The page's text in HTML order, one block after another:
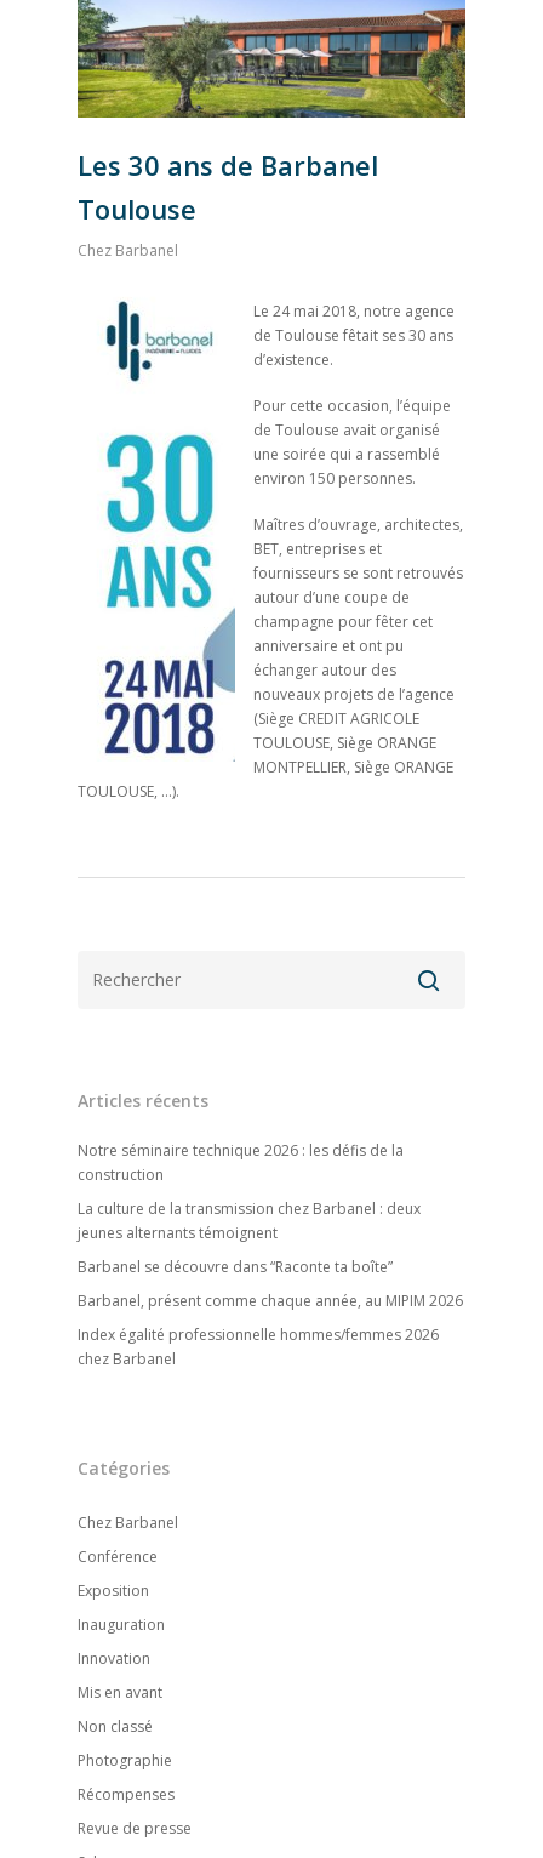
Les 30 ans de Barbanel
Toulouse
Chez Barbanel
Le 24 mai 2018, notre agence
de Toulouse fêtait ses 30 ans
d’existence.
Pour cette occasion, l’équipe
de Toulouse avait organisé
une soirée qui a rassemblé
environ 150 personnes.
Maîtres d’ouvrage, architectes,
BET, entreprises et
fournisseurs se sont retrouvés
autour d’une coupe de
champagne pour fêter cet
anniversaire et ont pu
échanger autour des
nouveaux projets de l’agence
(Siège CREDIT AGRICOLE
TOULOUSE, Siège ORANGE
MONTPELLIER, Siège ORANGE
TOULOUSE, …).
Articles récents
Notre séminaire technique 2026 : les défis de la
construction
La culture de la transmission chez Barbanel : deux
jeunes alternants témoignent
Barbanel se découvre dans “Raconte ta boîte”
Barbanel, présent comme chaque année, au MIPIM 2026
Index égalité professionnelle hommes/femmes 2026
chez Barbanel
Catégories
Chez Barbanel
Conférence
Exposition
Inauguration
Innovation
Mis en avant
Non classé
Photographie
Récompenses
Revue de presse